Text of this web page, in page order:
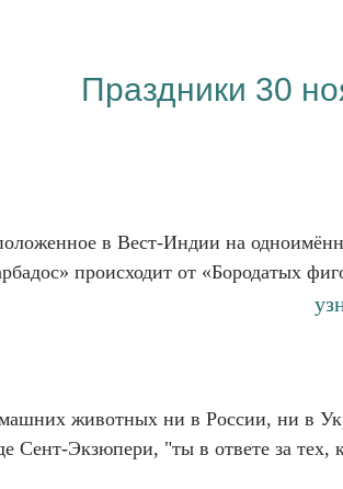
Праздники 30
в Вест-Индии на
происходит от «Бородатых
животных ни в России, ни в
Сент-Экзюпери, "ты в ответе за тех,